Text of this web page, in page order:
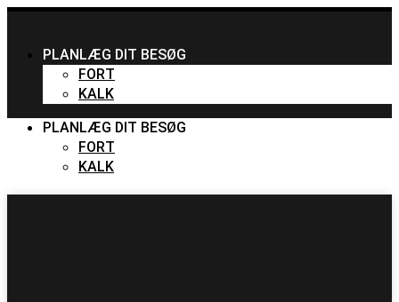
PLANLÆG DIT BESØG
FORT
KALK
PLANLÆG DIT BESØG
FORT
KALK